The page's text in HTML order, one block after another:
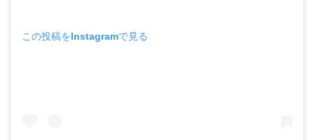
この投稿をInstagramで見る